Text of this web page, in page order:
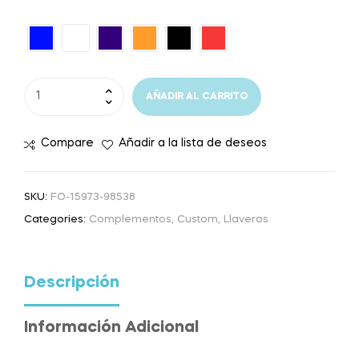
AÑADIR AL CARRITO
Compare Añadir a la lista de deseos
SKU: FO-15973-98538
Categories: Complementos Custom Llaveros
Descripción
Información Adicional